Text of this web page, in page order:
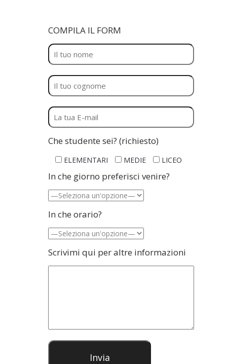
COMPILA IL FORM
Che studente sei? (richiesto)
ELEMENTARI MEDIE LICEO
In che giorno preferisci venire?
In che orario?
Scrivimi qui per altre informazioni